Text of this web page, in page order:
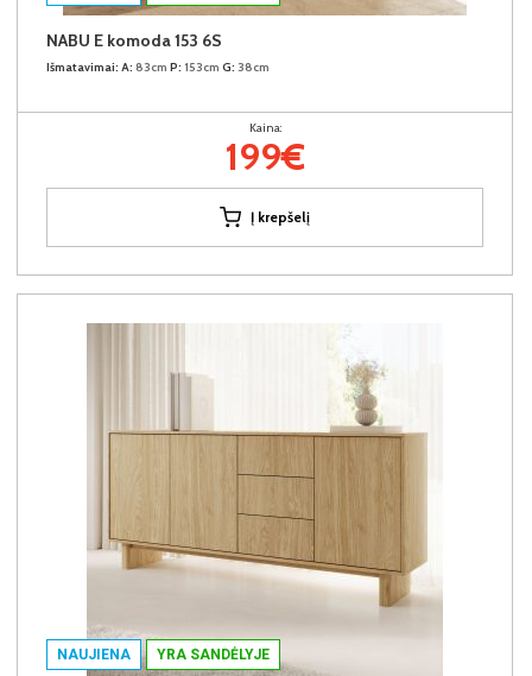
NABU E komoda 153 6S
Išmatavimai: A: 83cm P: 153cm G: 38cm
Kaina:
199€
Į krepšelį
NAUJIENA YRA SANDĖLYJE